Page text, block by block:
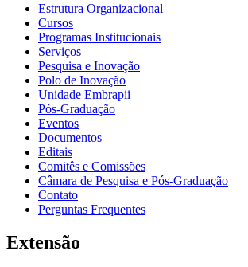
Estrutura Organizacional
Cursos
Programas Institucionais
Serviços
Pesquisa e Inovação
Polo de Inovação
Unidade Embrapii
Pós-Graduação
Eventos
Documentos
Editais
Comitês e Comissões
Câmara de Pesquisa e Pós-Graduação
Contato
Perguntas Frequentes
Extensão